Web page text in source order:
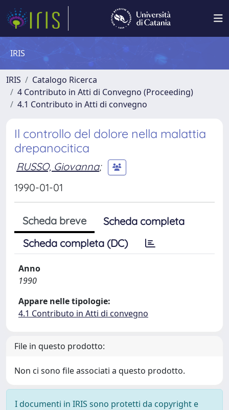
IRIS
IRIS
Catalogo Ricerca
4 Contributo in Atti di Convegno (Proceeding)
4.1 Contributo in Atti di convegno
Il controllo del dolore nella malattia
drepanocitica
RUSSO, Giovanna;
1990-01-01
Scheda breve
Scheda completa
Scheda completa (DC)
Anno
1990
Appare nelle tipologie:
4.1 Contributo in Atti di convegno
File in questo prodotto:
Non ci sono file associati a questo prodotto.
I documenti in IRIS sono protetti da copyright e